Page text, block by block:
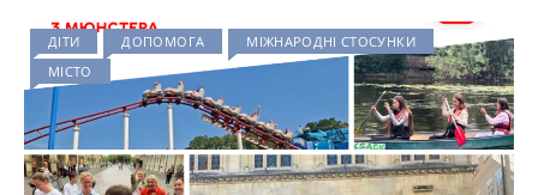
ДІТИ ДОПОМОГА
МІЖНАРОДНІ СТОСУНКИ
МІСТО